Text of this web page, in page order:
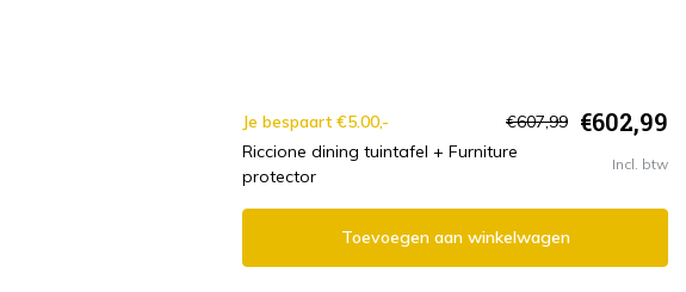
Je bespaart €5.00,- €607,99 €602,99
Riccione dining tuintafel + Furniture
protector
Incl. btw
Toevoegen aan winkelwagen